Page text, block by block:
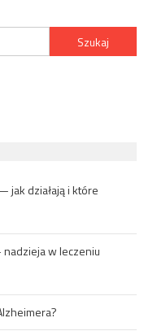
Szukaj:
jak działają i które
w leczeniu